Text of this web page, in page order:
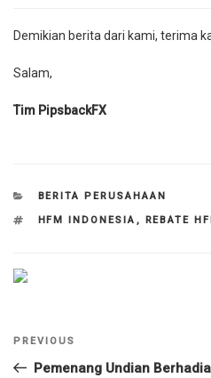
Demikian berita dari kami, terima
Salam,
Tim PipsbackFX
CATEGORIES
BERITA PERUSAHAAN
TAGS
HFM INDONESIA , REBATE
Navigasi
pos
Previous
Post
PREVIOUS
Pemenang Undian